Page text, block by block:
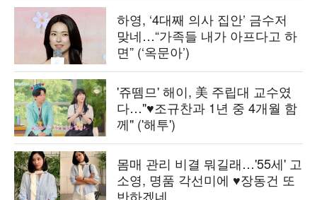
하영, ‘4대째 의사 집안’ 금수저
맞네…“가족들 내가 아프다고 하
면” (‘옥문아’)
'쥬뗌므' 해이, 美 주립대 교수였
다…"♥조규찬과 1년 중 4개월 함
께" ('해투')
몸매 관리 비결 뭐길래…'55세' 고
소영, 명품 각선미에 ♥장동건 또
반하겠네